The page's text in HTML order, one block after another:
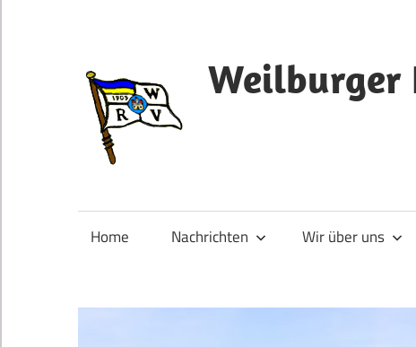
Weilburger
Home Nachrichten Wir über uns